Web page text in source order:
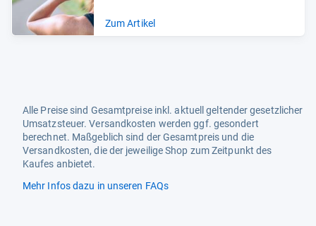
Zum Artikel
Alle Preise sind Gesamtpreise inkl. aktuell geltender gesetzlicher
Umsatzsteuer. Versandkosten werden ggf. gesondert
berechnet. Maßgeblich sind der Gesamtpreis und die
Versandkosten, die der jeweilige Shop zum Zeitpunkt des
Kaufes anbietet.
Mehr Infos dazu in unseren FAQs